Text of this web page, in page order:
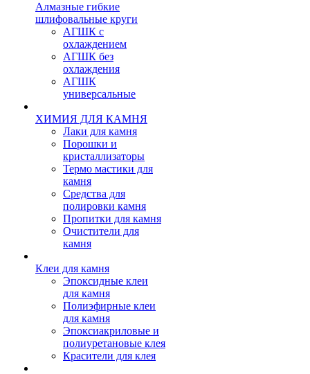
Алмазные гибкие
шлифовальные круги
АГШК с
охлаждением
АГШК без
охлаждения
АГШК
универсальные
ХИМИЯ ДЛЯ КАМНЯ
Лаки для камня
Порошки и
кристаллизаторы
Термо мастики для
камня
Средства для
полировки камня
Пропитки для камня
Очистители для
камня
Клеи для камня
Эпоксидные клеи
для камня
Полиэфирные клеи
для камня
Эпоксиакриловые и
полиуретановые клея
Красители для клея